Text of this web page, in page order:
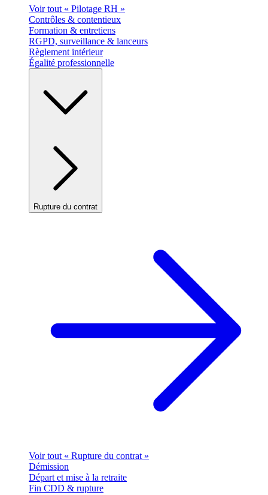
Voir tout « Pilotage RH »
Contrôles & contentieux
Formation & entretiens
RGPD, surveillance & lanceurs
Règlement intérieur
Égalité professionnelle
Rupture du contrat
Voir tout « Rupture du contrat »
Démission
Départ et mise à la retraite
Fin CDD & rupture